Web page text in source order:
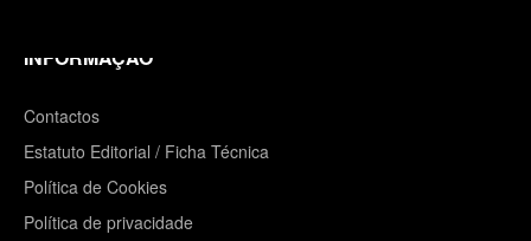
INFORMAÇÃO
Contactos
Estatuto Editorial / Ficha Técnica
Política de Cookies
Política de privacidade